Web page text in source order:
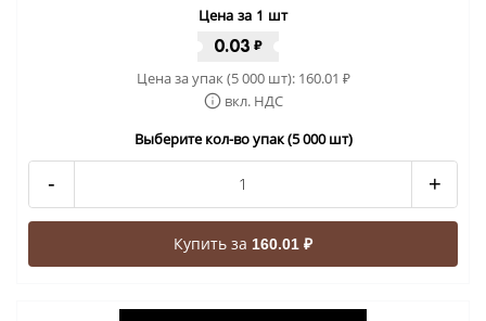
Цена за 1 шт
0.03 ₽
Цена за упак (5 000 шт): 160.01 ₽
вкл. НДС
Выберите кол-во упак (5 000 шт)
- +
Купить за 160.01 ₽